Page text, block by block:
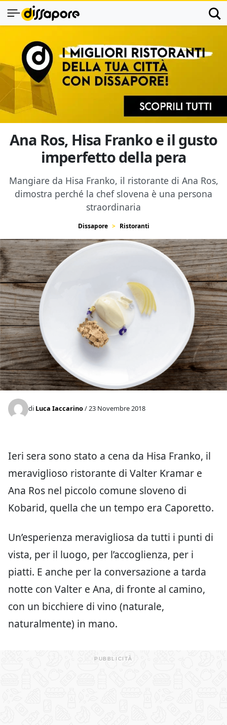
Ana Ros, Hisa Franko e il gusto
imperfetto della pera
Mangiare da Hisa Franko, il ristorante di Ana Ros,
dimostra perché la chef slovena è una persona
straordinaria
Dissapore Ristoranti
di Luca Iaccarino/ 23 Novembre 2018
Ieri sera sono stato a cena da Hisa Franko, il
meraviglioso ristorante di Valter Kramar e
Ana Ros nel piccolo comune sloveno di
Kobarid, quella che un tempo era Caporetto.
Un’esperienza meravigliosa da tutti i punti di
vista, per il luogo, per l’accoglienza, per i
piatti. E anche per la conversazione a tarda
notte con Valter e Ana, di fronte al camino,
con un bicchiere di vino (naturale,
naturalmente) in mano.